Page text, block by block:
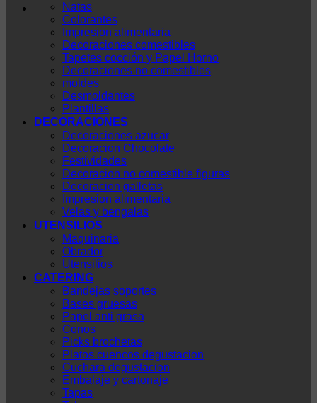
Natas
Colorantes
Impresion alimentaria
Decoraciones comestibles
Tapetes cocción y Papel Horno
Decoraciones no comestibles
moldes
Desmoldantes
Plantillas
DECORACIONES
Decoraciones azucar
Decoracion Chocolate
Festividades
Decoracion no comestible figuras
Decoracion galletas
Impresion alimentaria
Velas y bengalas
UTENSILIOS
Maquinaria
Obrador
Utensilios
CATERING
Bandejas soportes
Bases gruesas
Papel anti grasa
Conos
Picks brochetas
Platos cuencos degustacion
Cuchara degustacion
Embalaje y cartonaje
Tapas